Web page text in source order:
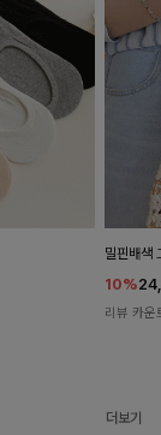
밀핀배색
10%
리뷰 카운
더보기